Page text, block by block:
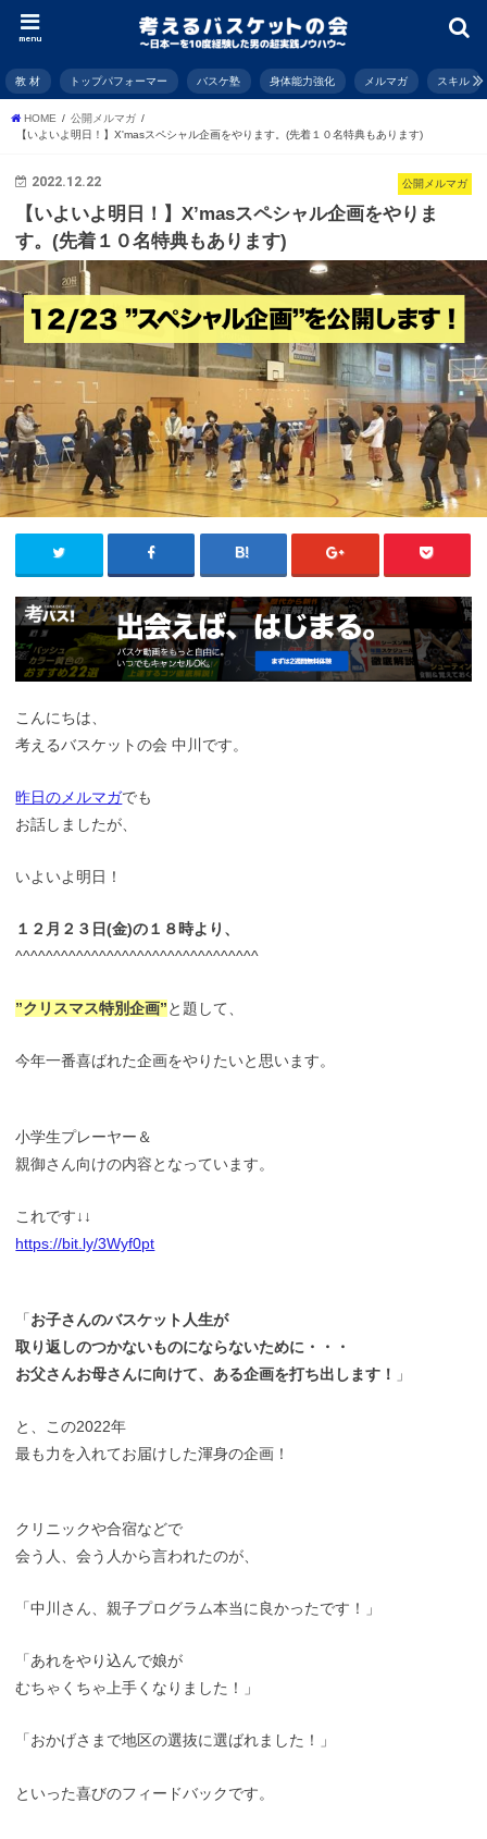
menu
教 材 トップパフォーマー バスケ塾 身体能力強化 メルマガ スキル
HOME
公開メルマガ
【いよいよ明日！】X'masスペシャル企画をやります。(先着１０名特典もあります)
公開メルマガ
2022.12.22
【いよいよ明日！】X’masスペシャル企画をやりま
す。(先着１０名特典もあります)
こんにちは、
考えるバスケットの会 中川です。
昨日のメルマガでも
お話しましたが、
いよいよ明日！
１２月２３日(金)の１８時より、
^^^^^^^^^^^^^^^^^^^^^^^^^^^^^^^^
”クリスマス特別企画”と題して、
今年一番喜ばれた企画をやりたいと思います。
小学生プレーヤー＆
親御さん向けの内容となっています。
これです↓↓
https://bit.ly/3Wyf0pt
「お子さんのバスケット人生が
取り返しのつかないものにならないために・・・
お父さんお母さんに向けて、ある企画を打ち出します！
」
と、この2022年
最も力を入れてお届けした渾身の企画！
クリニックや合宿などで
会う人、会う人から言われたのが、
「中川さん、親子プログラム本当に良かったです！」
「あれをやり込んで娘が
むちゃくちゃ上手くなりました！」
「おかげさまで地区の選抜に選ばれました！」
といった喜びのフィードバックです。